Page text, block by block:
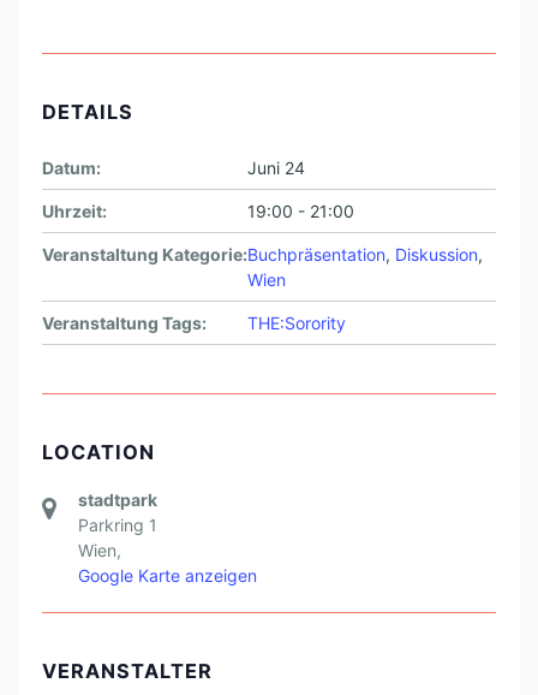
DETAILS
Datum: Juni 24
Uhrzeit: 19:00 - 21:00
Veranstaltung Kategorie:Buchpräsentation, Diskussion,
Wien
Veranstaltung Tags: THE:Sorority
LOCATION
stadtpark
Parkring 1
Wien,
Google Karte anzeigen
VERANSTALTER